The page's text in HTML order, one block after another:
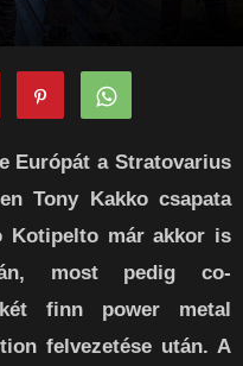
Európát a Stratovarius
Tony Kakko csapata
Kotipelto már akkor is
most pedig co-
finn power metal
felvezetése után. A